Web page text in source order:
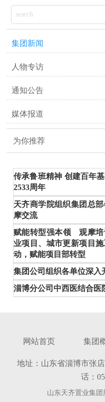
集团新闻
人物专访
通知公告
媒体报道
为你推荐
传承鲁班精神 创建百年
2533周年
天齐商学院组织集团总
摩交流
赋能转型强本领 观摩
业项目、城市更新项目
动，赋能项目部转型
集团公司组织各单位深入
淄博分公司中西医结合医
网站首页 集团
地址：山东省淄博市
话：
山东天齐置业集